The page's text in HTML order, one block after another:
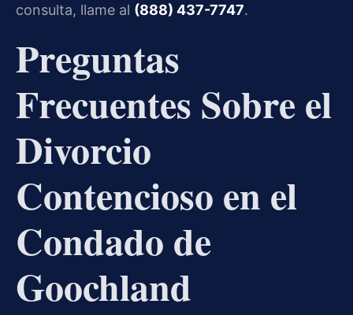
consulta, llame al (888) 437-7747.
Preguntas
Frecuentes Sobre el
Divorcio
Contencioso en el
Condado de
Goochland